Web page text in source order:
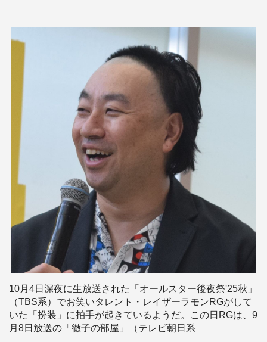
10月4日深夜に生放送された「オールスター後夜祭'25秋」
（TBS系）でお笑いタレント・レイザーラモンRGがして
いた「扮装」に拍手が起きているようだ。この日RGは、9
月8日放送の「徹子の部屋」（テレビ朝日系